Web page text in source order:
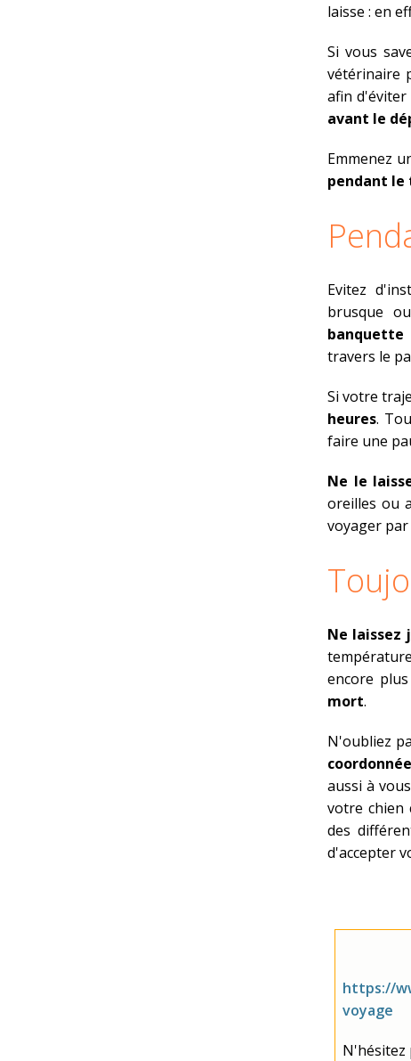
laisse : en
Si vous
vétérinaire
afin d'éviter
avant le
Emmenez
pendant
Evitez
brusque
travers le
Si votre
heures.
faire une
Ne le
oreilles ou
voyager
Ne laissez
encore
mort.
N'oubliez
aussi à
votre chien
des
d'accepter
https://
voyage
N'hésitez